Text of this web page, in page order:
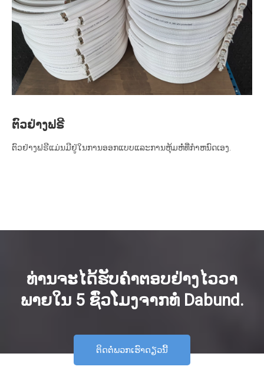
ຕົວຢ່າງຟຣີ
ຕົວຢ່າງຟຣີແມ່ນມີຢູ່ໃນການອອກແບບແລະການຫຸ້ມຫໍ່ທີ່ກໍາຫນົດເອງ.
ທ່ານຈະໄດ້ຮັບຄໍາຕອບຢ່າງໄວວາ
ພາຍໃນ 5 ຊົ່ວໂມງຈາກທໍ່ Dabund.
ຕິດຕໍ່ພວກເຮົາດຽວນີ້